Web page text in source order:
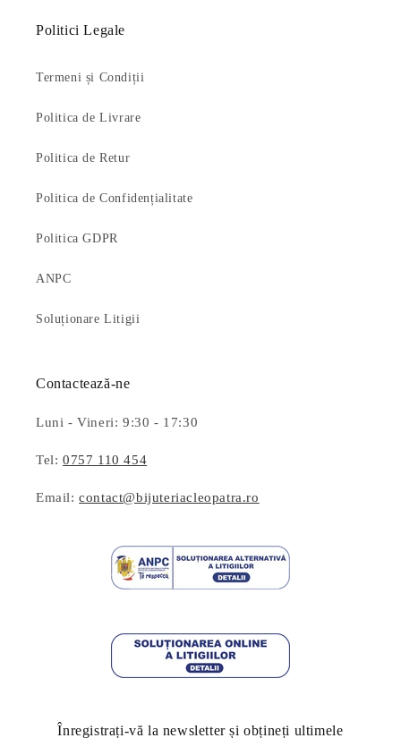
Politici Legale
Termeni și Condiții
Politica de Livrare
Politica de Retur
Politica de Confidențialitate
Politica GDPR
ANPC
Soluționare Litigii
Contactează-ne
Luni - Vineri: 9:30 - 17:30
Tel:0757 110 454
Email:contact@bijuteriacleopatra.ro
Înregistrați-vă la newsletter și obțineți ultimele